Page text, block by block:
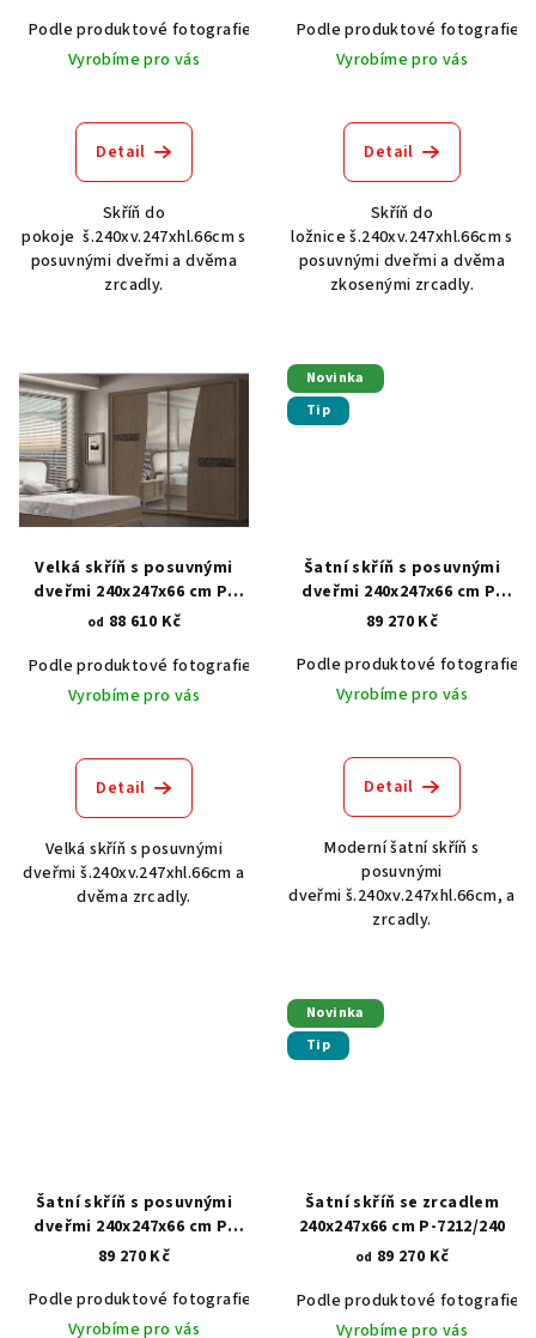
Podle produktové fotografie
Akát vintage BT1551
Dub světlý
Vyrobíme pro vás
Detail
Skříň do
pokoje š.240xv.247xhl.66cm s
posuvnými dveřmi a dvěma
zrcadly.
Podle produktové fotografie
Vyrobíme pro vás
Detail
Skříň do
ložnice š.240xv.247xhl.66cm s
posuvnými dveřmi a dvěma
zkosenými zrcadly.
Velká skříň s posuvnými
dveřmi 240x247x66 cm P-
7299
od 88 610 Kč
Podle produktové fotografie
Akát vintage BT1551
Dub světlý
Vyrobíme pro vás
Detail
Velká skříň s posuvnými
dveřmi š.240xv.247xhl.66cm a
dvěma zrcadly.
Novinka
Tip
Šatní skříň s posuvnými
dveřmi 240x247x66 cm P-
7246
89 270 Kč
Podle produktové fotografie
Vyrobíme pro vás
Detail
Moderní šatní skříň s
posuvnými
dveřmi š.240xv.247xhl.66cm, a
zrcadly.
Šatní skříň s posuvnými
dveřmi 240x247x66 cm P-
7250
89 270 Kč
Podle produktové fotografie
Akát vintage BT1551
Dub světlý
Vyrobíme pro vás
Novinka
Tip
Šatní skříň se zrcadlem
240x247x66 cm P-7212/240
od 89 270 Kč
Podle produktové fotografie
Vyrobíme pro vás